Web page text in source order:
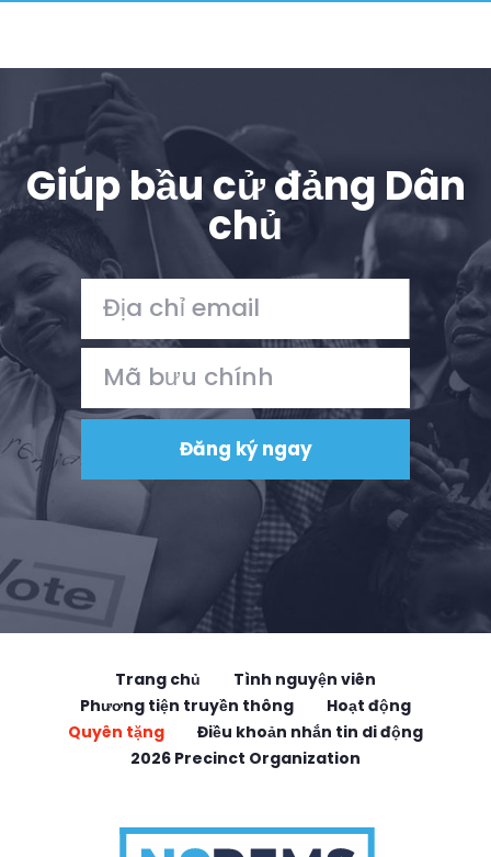
Giúp bầu cử đảng Dân
chủ
Trang chủ
Tình nguyện viên
Phương tiện truyền thông
Hoạt động
Quyên tặng
Điều khoản nhắn tin di động
2026 Precinct Organization